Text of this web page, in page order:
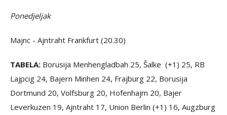
Ponedjeljak
Majnc - Ajntraht Frankfurt (20.30)
TABELA: Borusija Menhengladbah 25, Šalke (+1) 25, RB
Lajpcig 24, Bajern Minhen 24, Frajburg 22, Borusija
Dortmund 20, Volfsburg 20, Hofenhajm 20, Bajer
Leverkuzen 19, Ajntraht 17, Union Berlin (+1) 16, Augzburg